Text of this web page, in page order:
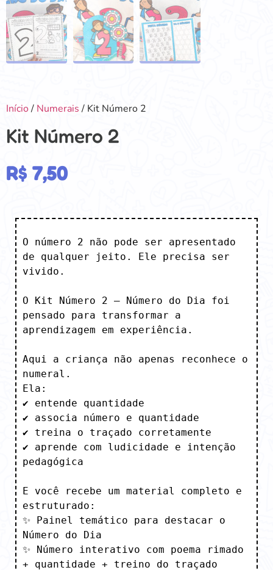
Início/ Numerais / Kit Número 2
Kit Número 2
R$ 7,50
O número 2 não pode ser apresentado
de qualquer jeito. Ele precisa ser
vivido.
O Kit Número 2 – Número do Dia foi
pensado para transformar a
aprendizagem em experiência.
Aqui a criança não apenas reconhece o
numeral.
Ela:
✔ entende quantidade
✔ associa número e quantidade
✔ treina o traçado corretamente
✔ aprende com ludicidade e intenção
pedagógica
E você recebe um material completo e
estruturado:
✨ Painel temático para destacar o
Número do Dia
✨ Número interativo com poema rimado
+ quantidade + treino do traçado